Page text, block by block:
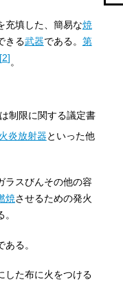
充填した、簡易な焼
きる武器である。 第
[2]。
制限に関する議定書
炎放射器といった他
ラスびんその他の容
焼させるための発火
ある。
した布に火をつける